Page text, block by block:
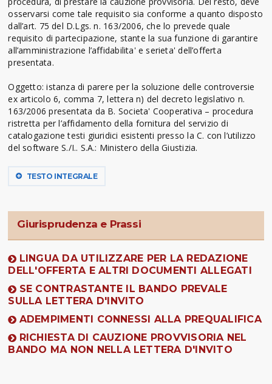
osservarsi come tale requisito sia conforme a quanto disposto
dall’art. 75 del D.Lgs. n. 163/2006, che lo prevede quale
requisito di partecipazione, stante la sua funzione di garantire
all’amministrazione l’affidabilita' e serieta' dell’offerta
presentata.
Oggetto: istanza di parere per la soluzione delle controversie
ex articolo 6, comma 7, lettera n) del decreto legislativo n.
163/2006 presentata da B. Societa' Cooperativa – procedura
ristretta per l’affidamento della fornitura del servizio di
catalogazione testi giuridici esistenti presso la C. con l’utilizzo
del software S./I.. S.A.: Ministero della Giustizia.
TESTO INTEGRALE
Giurisprudenza e Prassi
LINGUA DA UTILIZZARE PER LA REDAZIONE
DELL'OFFERTA E ALTRI DOCUMENTI ALLEGATI
SE CONTRASTANTE IL BANDO PREVALE
SULLA LETTERA D'INVITO
ADEMPIMENTI CONNESSI ALLA PREQUALIFICA
RICHIESTA DI CAUZIONE PROVVISORIA NEL
BANDO MA NON NELLA LETTERA D'INVITO